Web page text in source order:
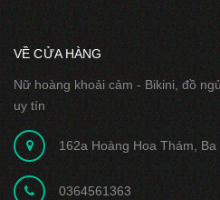
VỀ CỬA HÀNG
Nữ hoàng khoải cảm - Bikini, đồ
uy tín
162a Hoàng Hoa Thám,
0364561363